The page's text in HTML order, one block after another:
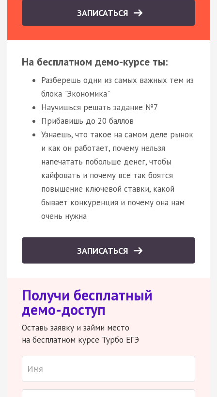
ЗАПИСАТЬСЯ
На бесплатном демо-курсе ты:
Разберешь одни из самых важных тем из
блока "Экономика"
Научишься решать задание №7
Прибавишь до 20 баллов
Узнаешь, что такое на самом деле рынок
и как он работает, почему нельзя
напечатать побольше денег, чтобы
кайфовать и почему все так боятся
повышение ключевой ставки, какой
бывает конкуренция и почему она нам
очень нужна
ЗАПИСАТЬСЯ
Получи бесплатный
демо-доступ
Оставь заявку и займи место
на бесплатном курсе Турбо ЕГЭ